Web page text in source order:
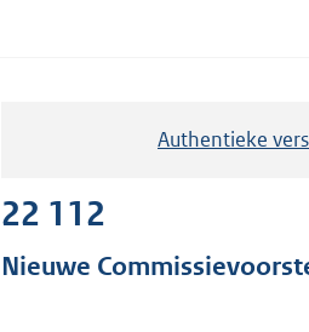
Authentieke
22 112
Nieuwe